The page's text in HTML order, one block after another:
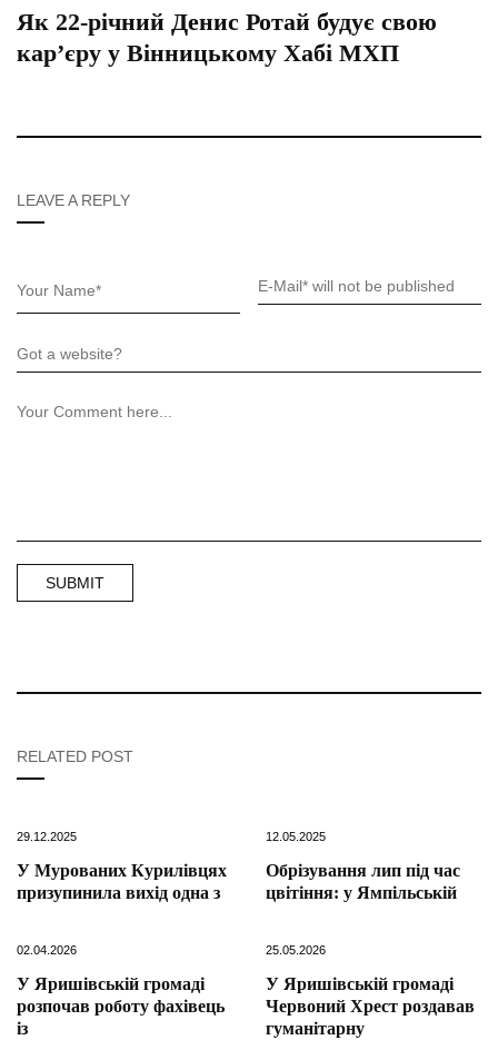
Як 22-річний Денис Ротай будує свою
кар’єру у Вінницькому Хабі МХП
LEAVE A REPLY
RELATED POST
29.12.2025
У Мурованих Курилівцях
призупинила вихід одна з
12.05.2025
Обрізування лип під час
цвітіння: у Ямпільській
02.04.2026
У Яришівській громаді
розпочав роботу фахівець
із
25.05.2026
У Яришівській громаді
Червоний Хрест роздавав
гуманітарну